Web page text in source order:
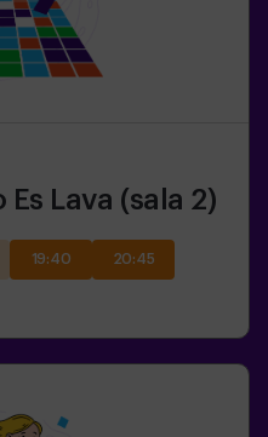
Es Lava (sala 2)
19:40 20:45